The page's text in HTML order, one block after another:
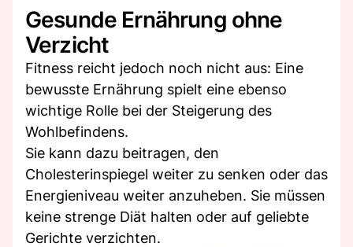
Gesunde Ernährung ohne
Verzicht
Fitness reicht jedoch noch nicht aus: Eine
bewusste Ernährung spielt eine ebenso
wichtige Rolle bei der Steigerung des
Wohlbefindens.
Sie kann dazu beitragen, den
Cholesterinspiegel weiter zu senken oder das
Energieniveau weiter anzuheben. Sie müssen
keine strenge Diät halten oder auf geliebte
Gerichte verzichten.